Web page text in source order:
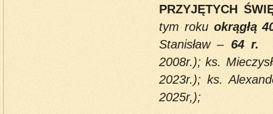
PRZYJĘTYCH
tym rokuokrągłą
Stanisław – 64 r.
2008r.); ks.
2023r.); ks.
2025r,);